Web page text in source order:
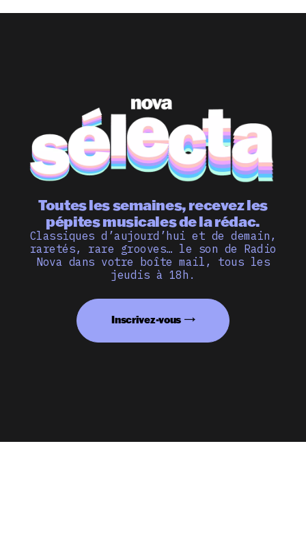
Toutes les semaines, recevez les
pépites musicales de la rédac.
Classiques d’aujourd’hui et de demain,
raretés, rare grooves… le son de Radio
Nova dans votre boîte mail, tous les
jeudis à 18h.
Inscrivez-vous